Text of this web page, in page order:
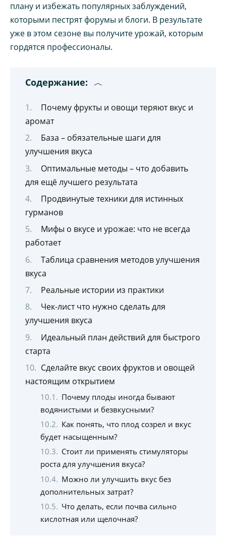
плану и избежать популярных заблуждений,
которыми пестрят форумы и блоги. В результате
уже в этом сезоне вы получите урожай, которым
гордятся профессионалы.
Содержание:
Почему фрукты и овощи теряют вкус и
аромат
База – обязательные шаги для
улучшения вкуса
Оптимальные методы – что добавить
для ещё лучшего результата
Продвинутые техники для истинных
гурманов
Мифы о вкусе и урожае: что не всегда
работает
Таблица сравнения методов улучшения
вкуса
Реальные истории из практики
Чек-лист что нужно сделать для
улучшения вкуса
Идеальный план действий для быстрого
старта
Сделайте вкус своих фруктов и овощей
настоящим открытием
Почему плоды иногда бывают
водянистыми и безвкусными?
Как понять, что плод созрел и вкус
будет насыщенным?
Стоит ли применять стимуляторы
роста для улучшения вкуса?
Можно ли улучшить вкус без
дополнительных затрат?
Что делать, если почва сильно
кислотная или щелочная?